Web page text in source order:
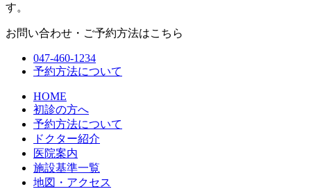
す。
お問い合わせ・ご予約方法はこちら
047-460-1234
予約方法について
HOME
初診の方へ
予約方法について
ドクター紹介
医院案内
施設基準一覧
地図・アクセス